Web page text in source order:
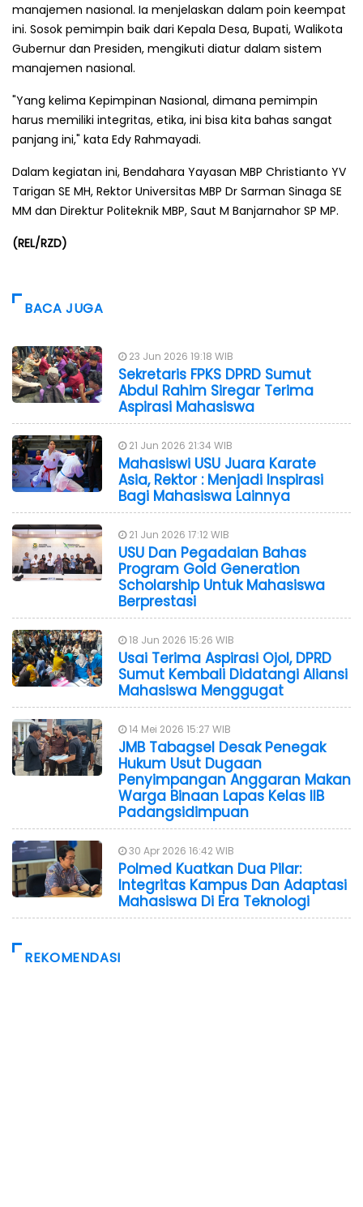
manajemen nasional. Ia menjelaskan dalam poin keempat
ini. Sosok pemimpin baik dari Kepala Desa, Bupati, Walikota
Gubernur dan Presiden, mengikuti diatur dalam sistem
manajemen nasional.
"Yang kelima Kepimpinan Nasional, dimana pemimpin
harus memiliki integritas, etika, ini bisa kita bahas sangat
panjang ini," kata Edy Rahmayadi.
Dalam kegiatan ini, Bendahara Yayasan MBP Christianto YV
Tarigan SE MH, Rektor Universitas MBP Dr Sarman Sinaga SE
MM dan Direktur Politeknik MBP, Saut M Banjarnahor SP MP.
(REL/RZD)
BACA JUGA
23 Jun 2026 19:18 WIB
Sekretaris FPKS DPRD Sumut
Abdul Rahim Siregar Terima
Aspirasi Mahasiswa
21 Jun 2026 21:34 WIB
Mahasiswi USU Juara Karate
Asia, Rektor : Menjadi Inspirasi
Bagi Mahasiswa Lainnya
21 Jun 2026 17:12 WIB
USU Dan Pegadaian Bahas
Program Gold Generation
Scholarship Untuk Mahasiswa
Berprestasi
18 Jun 2026 15:26 WIB
Usai Terima Aspirasi Ojol, DPRD
Sumut Kembali Didatangi Aliansi
Mahasiswa Menggugat
14 Mei 2026 15:27 WIB
JMB Tabagsel Desak Penegak
Hukum Usut Dugaan
Penyimpangan Anggaran Makan
Warga Binaan Lapas Kelas IIB
Padangsidimpuan
30 Apr 2026 16:42 WIB
Polmed Kuatkan Dua Pilar:
Integritas Kampus Dan Adaptasi
Mahasiswa Di Era Teknologi
REKOMENDASI